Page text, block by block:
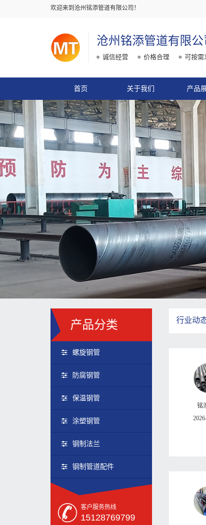
欢迎来到沧州铭添管道有限公司！
沧州铭添管道有限公
诚信经营 价格合理 可按需
首页 关于我们 产品
产品分类
螺旋钢管
防腐钢管
保温钢管
涂塑钢管
钢制法兰
钢制管道配件
客户服务热线
15128769799
行业动
铭